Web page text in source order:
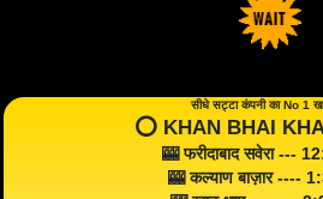
सीधे सट्टा कंपनी का No 1
⭕️ KHAN BHAI
🎰 फरीदाबाद सवेरा ---
🎰 कल्याण बाज़ार ----